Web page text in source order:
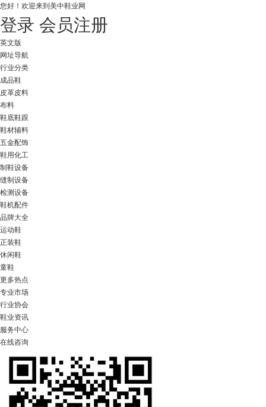
您好！ 欢迎来到美中鞋业网
登录 会员注册
英文版
网址导航
行业分类
成品鞋
皮革皮料
布料
鞋底鞋跟
鞋材辅料
五金配饰
鞋用化工
制鞋设备
缝制设备
检测设备
鞋机配件
品牌大全
运动鞋
正装鞋
休闲鞋
童鞋
更多热点
专业市场
行业协会
鞋业资讯
服务中心
在线咨询